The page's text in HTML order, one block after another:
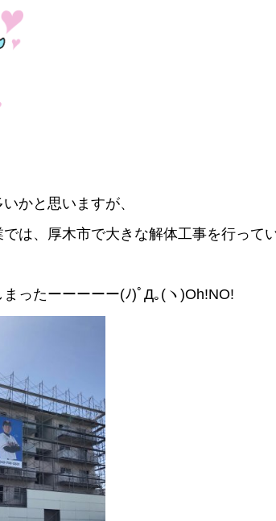
かと思いますが、
は、厚木市で大きな解体工事を行って
ったーーーーー(ﾉ)ﾟД｡(ヽ)Oh!NO!